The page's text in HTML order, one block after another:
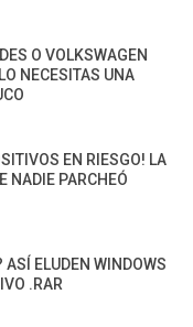
O VOLKSWAGEN
NECESITAS UNA
EN RIESGO! LA
NADIE PARCHEÓ
ELUDEN WINDOWS
.RAR